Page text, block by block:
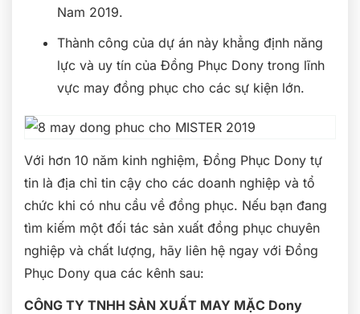
Nam 2019.
Thành công của dự án này khẳng định năng
lực và uy tín của Đồng Phục Dony trong lĩnh
vực may đồng phục cho các sự kiện lớn.
Với hơn 10 năm kinh nghiệm, Đồng Phục Dony tự
tin là địa chỉ tin cậy cho các doanh nghiệp và tổ
chức khi có nhu cầu về đồng phục. Nếu bạn đang
tìm kiếm một đối tác sản xuất đồng phục chuyên
nghiệp và chất lượng, hãy liên hệ ngay với Đồng
Phục Dony qua các kênh sau:
CÔNG TY TNHH SẢN XUẤT MAY MẶC Dony